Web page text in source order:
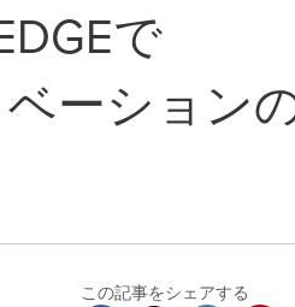
で
ーション
この記事をシェアする